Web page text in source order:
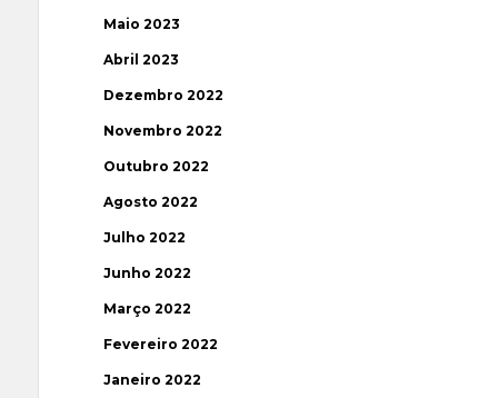
Maio 2023
Abril 2023
Dezembro 2022
Novembro 2022
Outubro 2022
Agosto 2022
Julho 2022
Junho 2022
Março 2022
Fevereiro 2022
Janeiro 2022